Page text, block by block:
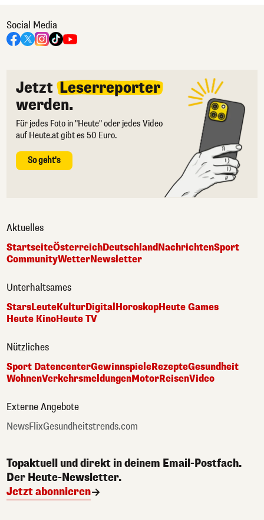
Social Media
Jetzt Leserreporter
werden.
Für jedes Foto in "Heute" oder jedes Video
auf Heute.at gibt es 50 Euro.
So geht's
Aktuelles
StartseiteÖsterreichDeutschlandNachrichtenSport
CommunityWetterNewsletter
Unterhaltsames
StarsLeuteKulturDigital HoroskopHeute Games
Heute KinoHeute TV
Nützliches
Sport DatencenterGewinnspieleRezepteGesundheit
WohnenVerkehrsmeldungenMotorReisenVideo
Externe Angebote
NewsFlixGesundheitstrends.com
Topaktuell und direkt in deinem Email-Postfach.
Der Heute-Newsletter.
Jetzt abonnieren